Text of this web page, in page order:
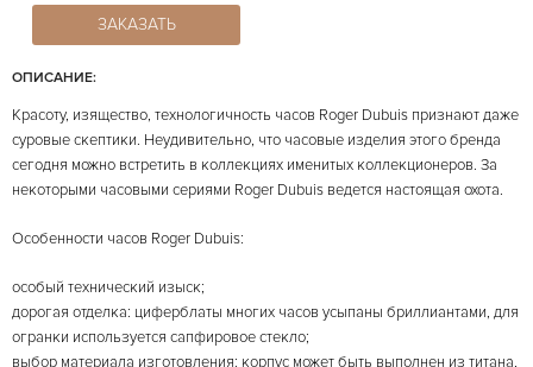
ЗАКАЗАТЬ
ОПИСАНИЕ:
Красоту, изящество, технологичность часов Roger Dubuis признают даже
суровые скептики. Неудивительно, что часовые изделия этого бренда
сегодня можно встретить в коллекциях именитых коллекционеров. За
некоторыми часовыми сериями Roger Dubuis ведется настоящая охота.
Особенности часов Roger Dubuis:
особый технический изыск;
дорогая отделка: циферблаты многих часов усыпаны бриллиантами, для
огранки используется сапфировое стекло;
выбор материала изготовления: корпус может быть выполнен из титана,